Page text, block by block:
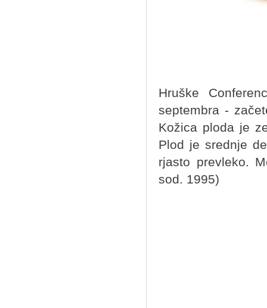
Hruške
septembra -
Kožica ploda je
Plod je srednje
rjasto prevleko.
sod. 1995)